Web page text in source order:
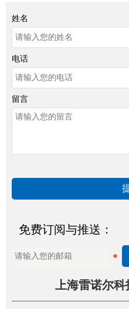
姓名
电话
留言
免费订阅与推送：
上海雷诺尔科